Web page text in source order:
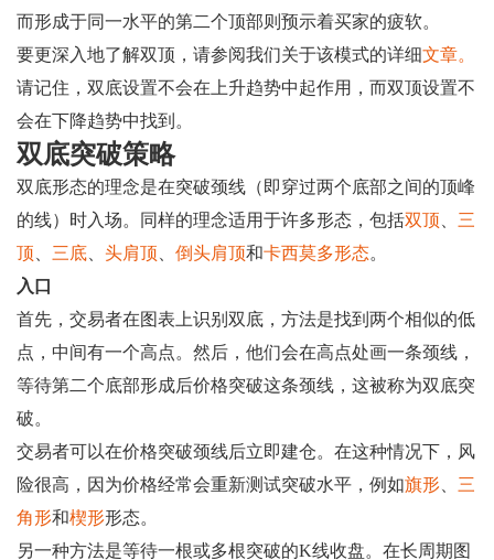
而形成于同一水平的第二个顶部则预示着买家的疲软。
要更深入地了解双顶，请参阅我们关于该模式的详细文章。
请记住，双底设置不会在上升趋势中起作用，而双顶设置不
会在下降趋势中找到。
双底突破策略
双底形态的理念是在突破颈线（即穿过两个底部之间的顶峰
的线）时入场。同样的理念适用于许多形态，包括双顶、 三
顶、 三底、 头肩顶、 倒头肩顶和卡西莫多形态。
入口
首先，交易者在图表上识别双底，方法是找到两个相似的低
点，中间有一个高点。然后，他们会在高点处画一条颈线，
等待第二个底部形成后价格突破这条颈线，这被称为双底突
破。
交易者可以在价格突破颈线后立即建仓。在这种情况下，风
险很高，因为价格经常会重新测试突破水平，例如旗形、 三
角形和楔形形态。
另一种方法是等待一根或多根突破的K线收盘。在长周期图